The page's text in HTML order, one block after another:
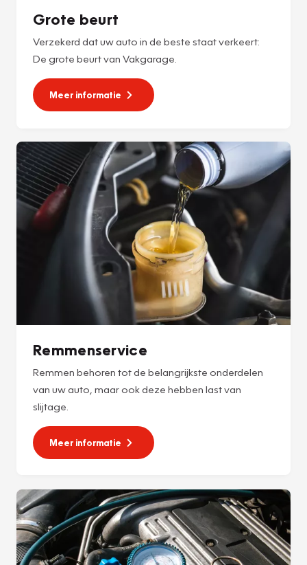
Grote beurt
Verzekerd dat uw auto in de beste staat verkeert:
De grote beurt van Vakgarage.
Meer informatie
Remmenservice
Remmen behoren tot de belangrijkste onderdelen
van uw auto, maar ook deze hebben last van
slijtage.
Meer informatie